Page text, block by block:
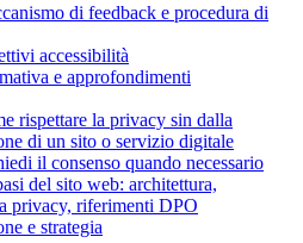
di feedback e procedura di
accessibilità
e approfondimenti
rispettare la privacy sin dalla
di un sito o servizio digitale
il consenso quando necessario
del sito web: architettura,
privacy, riferimenti DPO
e strategia